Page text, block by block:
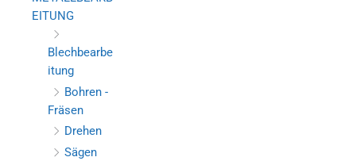
EITUNG
Blechbearbe
itung
Bohren -
Fräsen
Drehen
Sägen